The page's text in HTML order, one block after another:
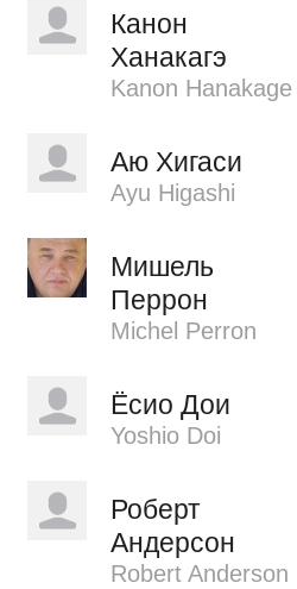
Канон
Ханакагэ
Kanon Hanakage
Аю Хигаси
Ayu Higashi
Мишель
Перрон
Michel Perron
Ёсио Дои
Yoshio Doi
Роберт
Андерсон
Robert Anderson